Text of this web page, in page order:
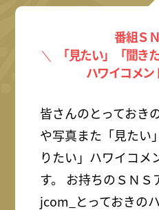
番組Ｓ
「見たい」「聞き
ハワイコメン
皆さんのとっておき
や写真また「見たい
りたい」ハワイコメ
す。 お持ちのＳＮＳ
jcom_とっておきの